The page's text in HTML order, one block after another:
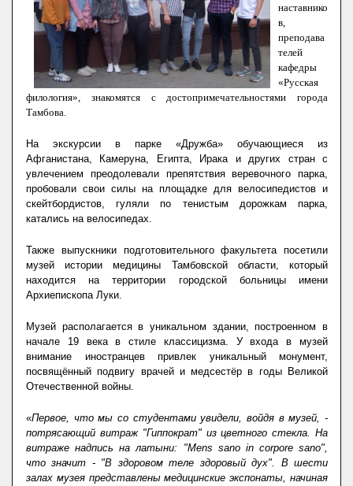
наставнико
в,
преподава
телей
кафедры
«Русская
филология», знакомятся с достопримечательностями города
Тамбова.
На экскурсии в парке «Дружба» обучающиеся из
Афганистана, Камеруна, Египта, Ирака и других стран с
увлечением преодолевали препятствия веревочного парка,
пробовали свои силы на площадке для велосипедистов и
скейтбордистов, гуляли по тенистым дорожкам парка,
катались на велосипедах.
Также выпускники подготовительного факультета посетили
музей истории медицины Тамбовской области, который
находится на территории городской больницы имени
Архиепископа Луки.
Музей располагается в уникальном здании, построенном в
начале 19 века в стиле классицизма. У входа в музей
внимание иностранцев привлек уникальный монумент,
посвящённый подвигу врачей и медсестёр в годы Великой
Отечественной войны.
«Первое, что мы со студентами увидели, войдя в музей, -
потрясающий витраж "Гиппократ" из цветного стекла. На
витраже надпись на латыни: "Mens sano in corpore sano",
что значит - "В здоровом теле здоровый дух". В шести
залах музея представлены медицинские экспонаты, начиная